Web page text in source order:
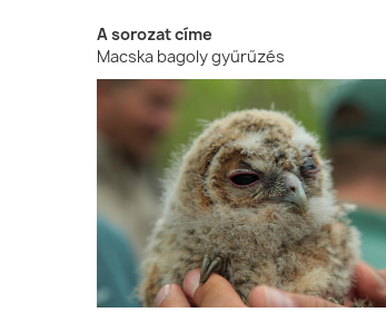
A sorozat címe
Macska bagoly gyűrűzés